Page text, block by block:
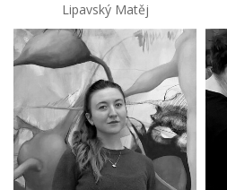
Lipavský Matěj